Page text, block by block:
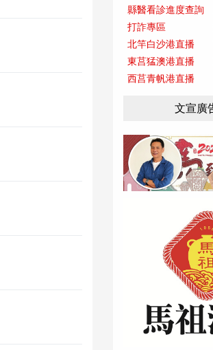
縣醫看診進度查詢
打詐專區
北竿白沙港直播
東莒猛澳港直播
西莒青帆港直播
文宣廣